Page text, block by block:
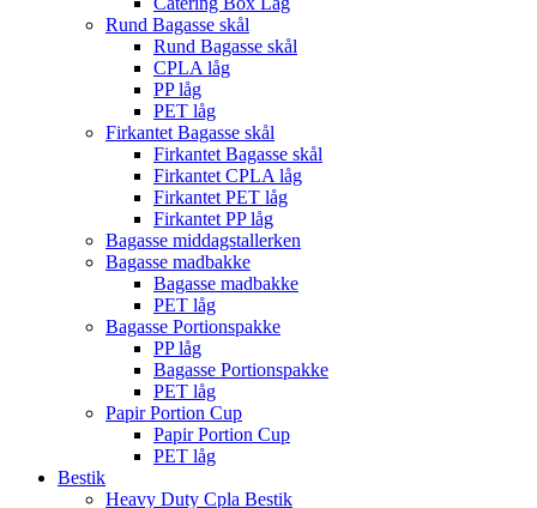
Rund Bagasse skål
Rund Bagasse skål
CPLA låg
PP låg
PET låg
Firkantet Bagasse skål
Firkantet Bagasse skål
Firkantet CPLA låg
Firkantet PET låg
Firkantet PP låg
Bagasse middagstallerken
Bagasse madbakke
Bagasse madbakke
PET låg
Bagasse Portionspakke
PP låg
Bagasse Portionspakke
PET låg
Papir Portion Cup
Papir Portion Cup
PET låg
Bestik
Heavy Duty Cpla Bestik